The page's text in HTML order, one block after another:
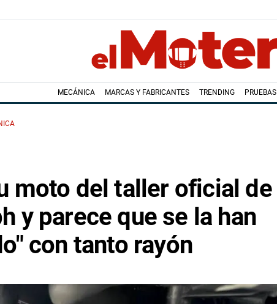
MECÁNICA MARCAS Y FABRICANTES TRENDING PRUEBAS
moto del taller oficial de
y parece que se la han
con tanto rayón